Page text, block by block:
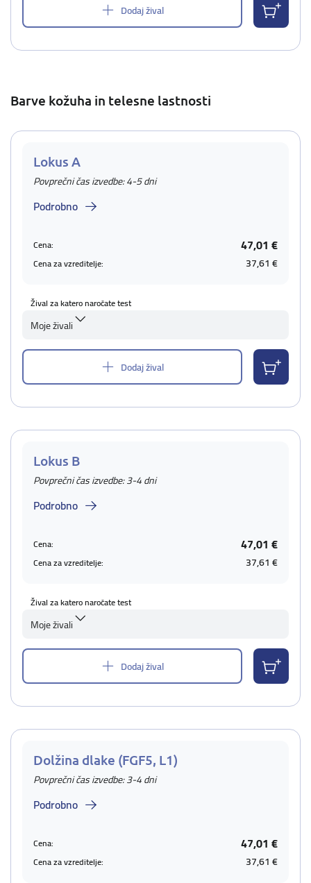
Dodaj žival
Barve kožuha in telesne lastnosti
Lokus A
Povprečni čas izvedbe: 4-5 dni
Podrobno
Cena: 47,01 €
Cena za vzreditelje: 37,61 €
Žival za katero naročate test
Moje živali
Dodaj žival
Lokus B
Povprečni čas izvedbe: 3-4 dni
Podrobno
Cena: 47,01 €
Cena za vzreditelje: 37,61 €
Žival za katero naročate test
Moje živali
Dodaj žival
Dolžina dlake (FGF5, L1)
Povprečni čas izvedbe: 3-4 dni
Podrobno
Cena: 47,01 €
Cena za vzreditelje: 37,61 €